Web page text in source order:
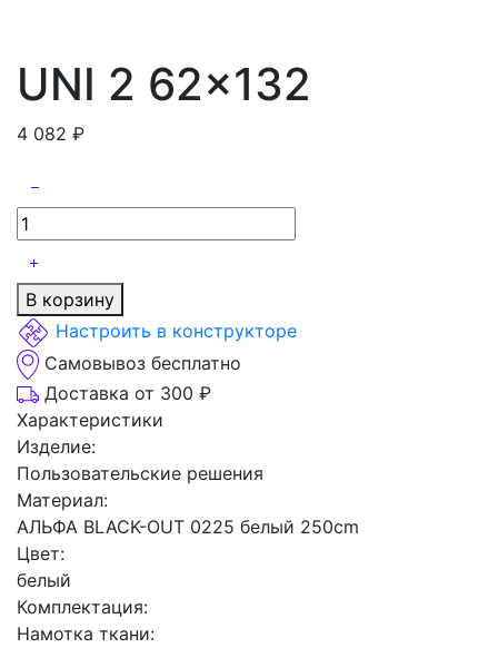
UNI 2 62×132
4 082 ₽
В корзину
Настроить в конструкторе
Самовывоз бесплатно
Доставка от 300 ₽
Характеристики
Изделие:
Пользовательские решения
Материал:
АЛЬФА BLACK-OUT 0225 белый 250cm
Цвет:
белый
Комплектация:
Намотка ткани: